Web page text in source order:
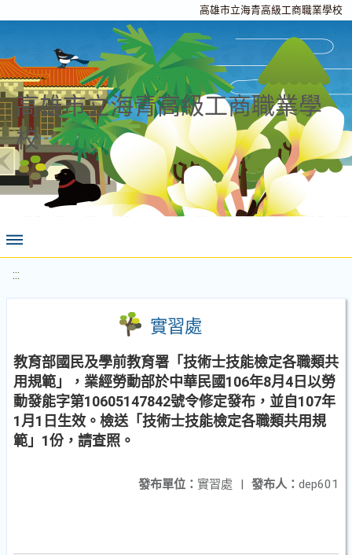
高雄市立海青高級工商職業學校
高雄市立海青高級工商職業學
校
:::
實習處
教育部國民及學前教育署「技術士技能檢定各職類共
用規範」，業經勞動部於中華民國106年8月4日以勞
動發能字第10605147842號令修定發布，並自107年
1月1日生效。檢送「技術士技能檢定各職類共用規
範」1份，請查照。
發布人： dep601
發布單位： 實習處 |